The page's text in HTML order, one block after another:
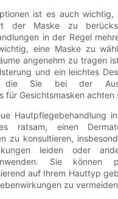
ist es auch wichtig,
der Maske zu
in der Regel
eine Maske zu
angenehm zu tragen
und ein leichtes
die Sie bei der
für Gesichtsmasken achten
Hautpflegebehandlung
ratsam, einen
zu konsultieren,
leiden oder
Sie können
auf Ihrem Hauttyp
zu